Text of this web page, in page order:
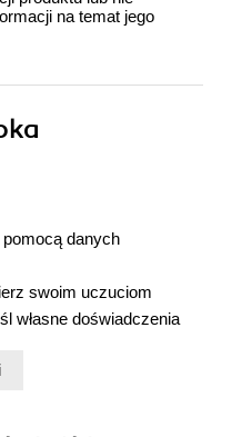
na temat jego
danych
swoim uczuciom
własne doświadczenia
wygodnie i podziwiaj